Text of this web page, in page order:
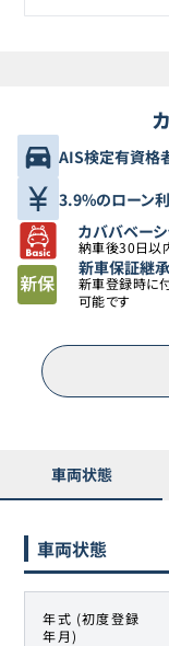
AIS検定有資格
3.9%のローン
カババベー
納車後30日以
新車保証継承
新車登録時に
可能です
車両状態
車両状態
年式 (初度登録
年月)